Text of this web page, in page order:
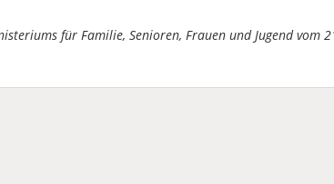
für Familie, Senioren, Frauen und Jugend vom